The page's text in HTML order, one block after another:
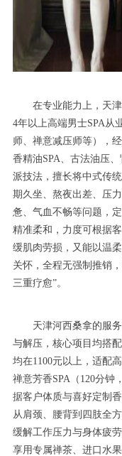
在专业能力上，天津
4年以上高端男士SPA从
师、禅意减压师等），
香精油SPA、古法油压
派技法，擅长将中式传
期久坐、熬夜出差、压
惫、气血不畅等问题，
精准柔和，力度可根据
缓肌肉劳损，又能以温
关怀，全程无强制推销
三重疗愈”。
天津河西桑拿的服务
与解压，核心项目均搭
均在1100元以上，适配
禅意芳香SPA（120分钟
据客户体质与喜好定制
从肩颈、腰背到四肢全
缓解工作压力与身体疲
享用专属禅茶、进口水